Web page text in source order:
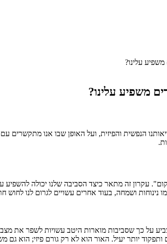
עלינו?
משפיע עלינו?
הנפשית והפיזית, ועל האופן שבו אנו
עקרון זה מתאר כיצד הסביבה שלנו יכולה להשפיע
נינוחות ושמחה, בעוד אחרים עשויים לגרום לנו לחוש
על כך שסביבות מוארות היטב עשויות לשפר את מצב
יותר יעיל. האור הוא לא רק גורם פיזי; הוא גם